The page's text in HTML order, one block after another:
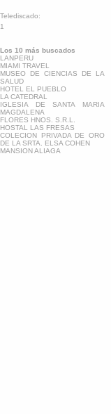
Telediscado:
1
Los 10 más buscados
LANPERU
MIAMI TRAVEL
MUSEO DE CIENCIAS DE LA
SALUD
HOTEL EL PUEBLO
LA CATEDRAL
IGLESIA DE SANTA MARIA
MAGDALENA
FLORES HNOS. S.R.L.
HOSTAL LAS FRESAS
COLECION PRIVADA DE ORO
DE LA SRTA. ELSA COHEN
MANSION ALIAGA